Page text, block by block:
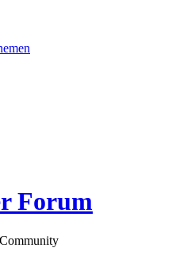
Forum